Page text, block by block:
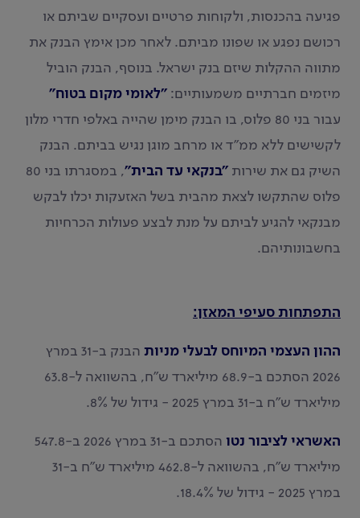
פגיעה בהכנסות, ולקוחות פרטיים ועסקיים שביתם או
רכושם נפגע או שפונו מביתם. לאחר מכן אימץ הבנק את
מתווה ההקלות שיזם בנק ישראל. בנוסף, הבנק הוביל
מיזמים חברתיים משמעותיים: "לאומי מקום בטוח"
עבור בני 80 פלוס, בו הבנק מימן שהייה באלפי חדרי מלון
לקשישים ללא ממ"ד או מרחב מוגן נגיש בביתם. הבנק
השיק גם את שירות "בנקאי עד הבית"
, במסגרתו בני 80
פלוס שהתקשו לצאת מהבית בשל האזעקות יכלו לבקש
מבנקאי להגיע לביתם על מנת לבצע פעולות הכרחיות
בחשבונותיהם.
התפתחות סעיפי המאזן:
ההון העצמי המיוחס לבעלי מניות
הבנק ב-31 במרץ
2026 הסתכם ב-68.9 מיליארד ש"ח, בהשוואה ל-63.8
מיליארד ש"ח ב-31 במרץ 2025 - גידול של 8%.
האשראי לציבור נטו
הסתכם ב-31 במרץ 2026 ב-547.8
מיליארד ש"ח, בהשוואה ל-462.8 מיליארד ש"ח ב-31
במרץ 2025 - גידול של 18.4%.